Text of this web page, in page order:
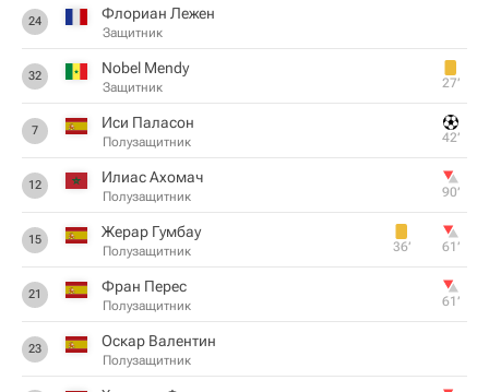
24 Флориан Лежен
Защитник
32 Nobel Mendy
Защитник 27‎’‎
7 Иси Паласон
Полузащитник 42‎’‎
12 Илиас Ахомач
Полузащитник 90‎’‎
15 Жерар Гумбау
Полузащитник 36‎’‎ 61‎’‎
21 Фран Перес
Полузащитник 61‎’‎
23 Оскар Валентин
Полузащитник